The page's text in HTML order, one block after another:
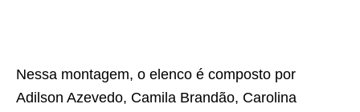
Nessa montagem, o elenco é composto por
Adilson Azevedo, Camila Brandão, Carolina